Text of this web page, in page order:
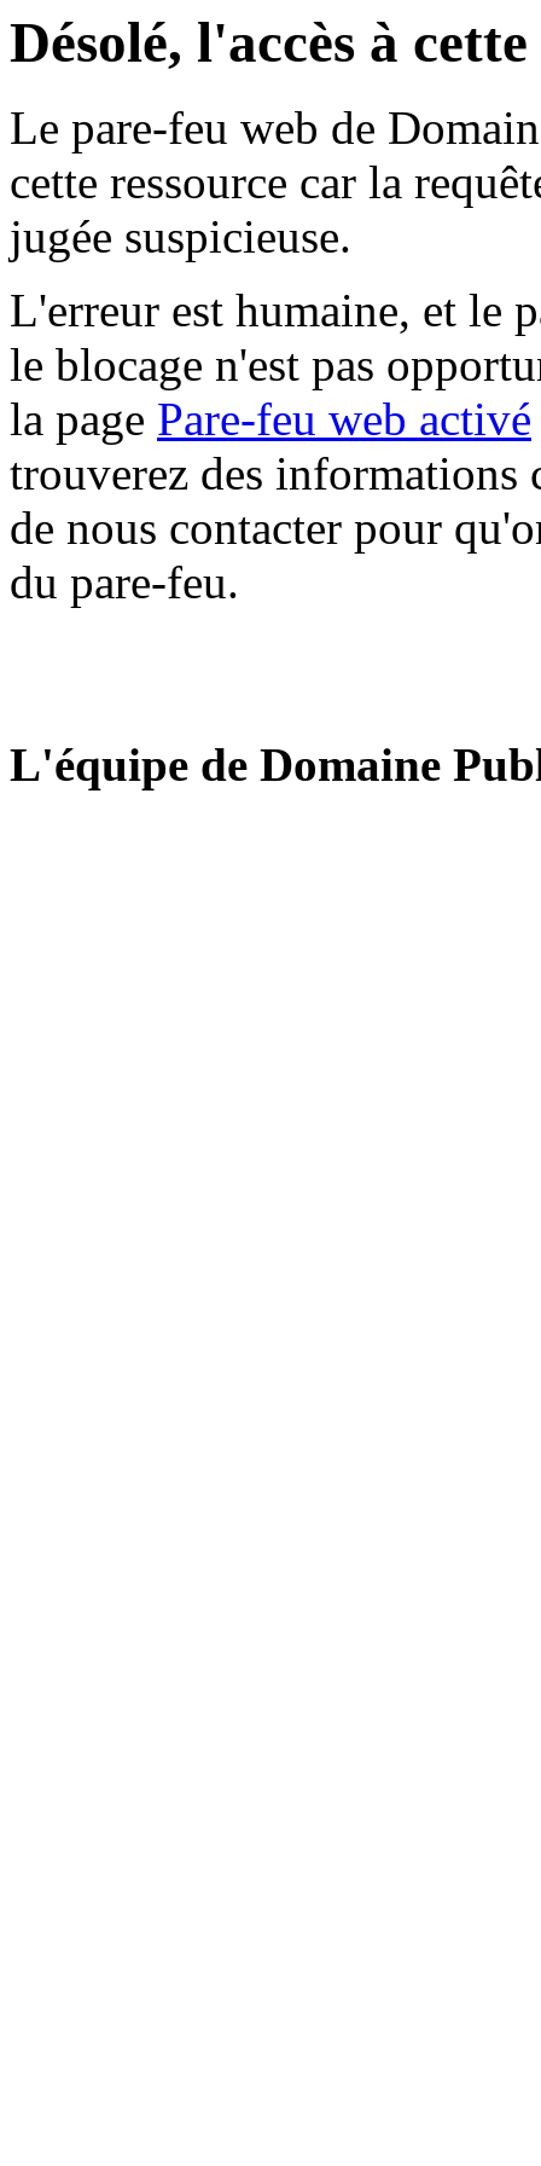
Désolé, l'accès à
Le pare-feu web de
cette ressource car la
jugée suspicieuse.
L'erreur est humaine, et le
le blocage n'est pas
la page Pare-feu web activé
trouverez des informations
de nous contacter pour
du pare-feu.
L'équipe de Domaine